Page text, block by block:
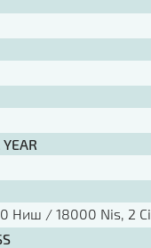
Ниш / 18000 Nis, 2